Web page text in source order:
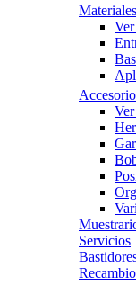
Materiales
Servicios